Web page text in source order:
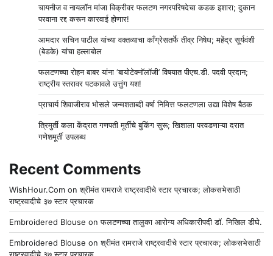
चायनीज व नायलॉन मांजा विक्रीवर फलटण नगरपरिषदेचा कडक इशारा; दुकान
परवाना रद्द करून कारवाई होणार!
आमदार सचिन पाटील यांच्या वक्तव्याचा काँग्रेसतर्फे तीव्र निषेध; महेंद्र सूर्यवंशी
(बेडके) यांचा हल्लाबोल
फलटणच्या रोहन बाबर यांना ‘बायोटेक्नॉलॉजी’ विषयात पीएच.डी. पदवी प्रदान;
राष्ट्रीय स्तरावर पटकावले उत्तुंग यश!
प्राचार्य शिवाजीराव भोसले जन्मशताब्दी वर्षा निमित्त फलटणला उद्या विशेष बैठक
त्रिमुर्ती कला केंद्रात गणपती मूर्तींचे बुकिंग सुरू; खिशाला परवडणाऱ्या दरात
गणेशमूर्ती उपलब्ध
Recent Comments
WishHour.Com onश्रीमंत रामराजे राष्ट्रवादीचे स्टार प्रचारक; लोकसभेसाठी
राष्ट्रवादीचे ३७ स्टार प्रचारक
Embroidered Blouse onफलटणच्या तालुका आरोग्य अधिकारीपदी डॉ. निखिल डीघे.
Embroidered Blouse onश्रीमंत रामराजे राष्ट्रवादीचे स्टार प्रचारक; लोकसभेसाठी